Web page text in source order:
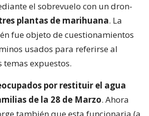
el sobrevuelo con un dron-
plantas de marihuana. La
fue objeto de cuestionamientos
usados para referirse al
expuestos.
por restituir el agua
de la 28 de Marzo. Ahora